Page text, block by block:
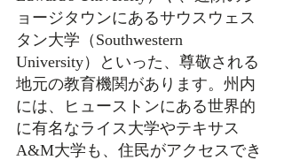
ョージタウンにあるサウスウェス
タン大学（Southwestern
University）といった、尊敬される
地元の教育機関があります。州内
には、ヒューストンにある世界的
に有名なライス大学やテキサス
A&M大学も、住民がアクセスでき